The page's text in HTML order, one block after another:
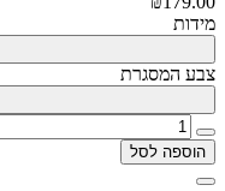
מידות
צבע המסגרת
הוספה לסל